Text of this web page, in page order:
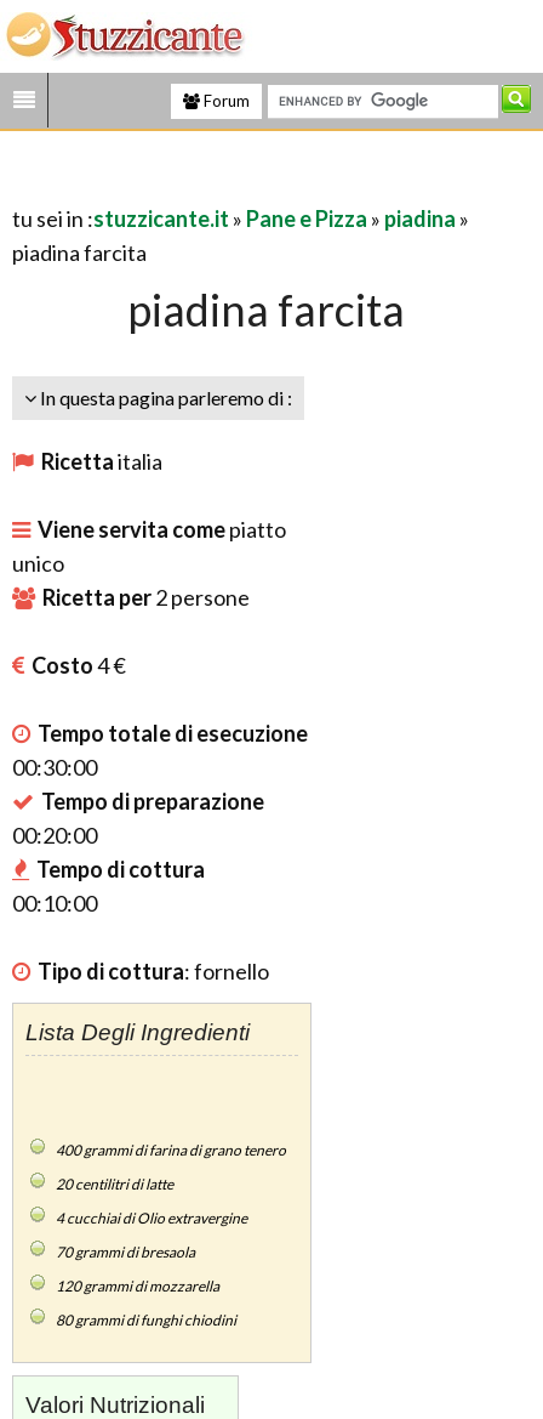
Forum
tu sei in :stuzzicante.it » Pane e Pizza » piadina »
piadina farcita
piadina farcita
In questa pagina parleremo di :
Ricettaitalia
Viene servita comepiatto
unico
Ricetta per2persone
Costo4 €
Tempo totale di esecuzione
00:30:00
Tempo di preparazione
00:20:00
Tempo di cottura
00:10:00
Tipo di cottura:fornello
Lista Degli Ingredienti
400grammi di farina di grano tenero
20centilitri di latte
4cucchiai di Olio extravergine
70grammi di bresaola
120grammi di mozzarella
80grammi di funghi chiodini
Valori Nutrizionali